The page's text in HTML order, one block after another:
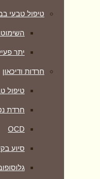
טיפול טבעי
יתר
חרדות ודיכאון
טיפול
חרדת
OCD
סיוע